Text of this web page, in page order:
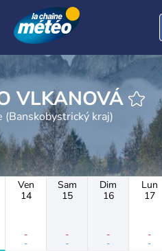
METEO VLKANOVÁ
(Banskobystrický kraj)
Ven
14
-
-
Sam
15
-
-
Dim
16
-
-
Lun
17
-
-